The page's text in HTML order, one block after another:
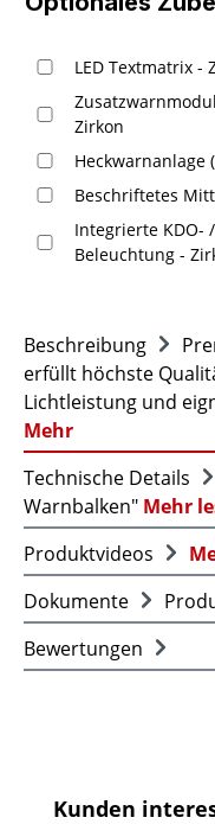
LED Textmatrix -
Zirkon
Heckwarnanlage
Beschriftetes
Integrierte KDO-
Beleuchtung -
Beschreibung
erfüllt höchste
Lichtleistung und
Mehr
Technische Details
Warnbalken" Mehr
Produktvideos
Dokumente
Bewertungen
Produktgalerie
Kunden